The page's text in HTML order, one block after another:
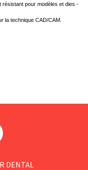
résistant pour modèles et dies -
la technique CAD/CAM.
DENTAL